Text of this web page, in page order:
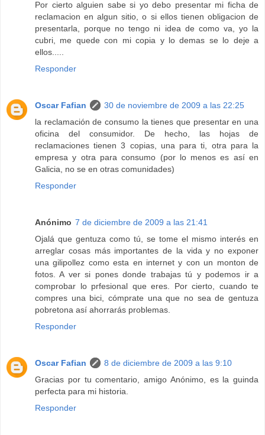
Por cierto alguien sabe si yo debo presentar mi ficha de
reclamacion en algun sitio, o si ellos tienen obligacion de
presentarla, porque no tengo ni idea de como va, yo la
cubri, me quede con mi copia y lo demas se lo deje a
ellos.....
Responder
Oscar Fafian
30 de noviembre de 2009 a las 22:25
la reclamación de consumo la tienes que presentar en una
oficina del consumidor. De hecho, las hojas de
reclamaciones tienen 3 copias, una para ti, otra para la
empresa y otra para consumo (por lo menos es así en
Galicia, no se en otras comunidades)
Responder
Anónimo 7 de diciembre de 2009 a las 21:41
Ojalá que gentuza como tú, se tome el mismo interés en
arreglar cosas más importantes de la vida y no exponer
una gilipollez como esta en internet y con un monton de
fotos. A ver si pones donde trabajas tú y podemos ir a
comprobar lo prfesional que eres. Por cierto, cuando te
compres una bici, cómprate una que no sea de gentuza
pobretona así ahorrarás problemas.
Responder
Oscar Fafian
8 de diciembre de 2009 a las 9:10
Gracias por tu comentario, amigo Anónimo, es la guinda
perfecta para mi historia.
Responder